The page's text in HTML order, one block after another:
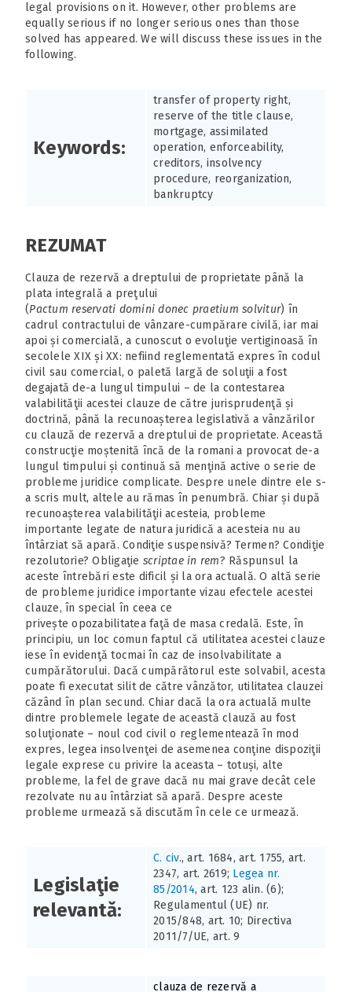
legal provisions on it. However, other problems are
equally serious if no longer serious ones than those
solved has appeared. We will discuss these issues in the
following.
Keywords:
transfer of property right,
reserve of the title clause,
mortgage, assimilated
operation, enforceability,
creditors, insolvency
procedure, reorganization,
bankruptcy
REZUMAT
Clauza de rezervă a dreptului de proprietate până la
plata integrală a preţului
(Pactum reservati domini donec praetium solvitur) în
cadrul contractului de vânzare-cumpărare civilă, iar mai
apoi și comercială, a cunoscut o evoluţie vertiginoasă în
secolele XIX și XX: nefiind reglementată expres în codul
civil sau comercial, o paletă largă de soluţii a fost
degajată de-a lungul timpului – de la contestarea
valabilităţii acestei clauze de către jurisprudenţă și
doctrină, până la recunoașterea legislativă a vânzărilor
cu clauză de rezervă a dreptului de proprietate. Această
construcţie moștenită încă de la romani a provocat de-a
lungul timpului și continuă să menţină active o serie de
probleme juridice complicate. Despre unele dintre ele s-
a scris mult, altele au rămas în penumbră. Chiar și după
recunoașterea valabilităţii acesteia, probleme
importante legate de natura juridică a acesteia nu au
întârziat să apară. Condiţie suspensivă? Termen? Condiţie
rezolutorie? Obligaţie scriptae in rem? Răspunsul la
aceste întrebări este dificil și la ora actuală. O altă serie
de probleme juridice importante vizau efectele acestei
clauze, în special în ceea ce
privește opozabilitatea faţă de masa credală. Este, în
principiu, un loc comun faptul că utilitatea acestei clauze
iese în evidenţă tocmai în caz de insolvabilitate a
cumpărătorului. Dacă cumpărătorul este solvabil, acesta
poate fi executat silit de către vânzător, utilitatea clauzei
căzând în plan secund. Chiar dacă la ora actuală multe
dintre problemele legate de această clauză au fost
soluţionate – noul cod civil o reglementează în mod
expres, legea insolvenţei de asemenea conţine dispoziţii
legale exprese cu privire la aceasta – totuși, alte
probleme, la fel de grave dacă nu mai grave decât cele
rezolvate nu au întârziat să apară. Despre aceste
probleme urmează să discutăm în cele ce urmează.
Legislaţie
relevantă:
C. civ., art. 1684, art. 1755, art.
2347, art. 2619; Legea nr.
85/2014, art. 123 alin. (6);
Regulamentul (UE) nr.
2015/848, art. 10; Directiva
2011/7/UE, art. 9
clauza de rezervă a